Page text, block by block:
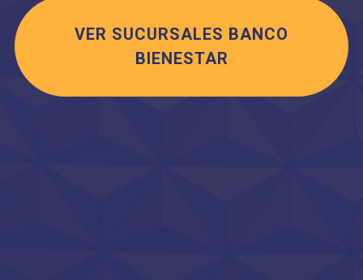
VER SUCURSALES BANCO
BIENESTAR